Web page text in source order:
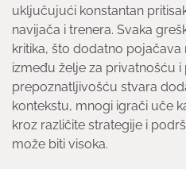
uključujući konstantan
navijača i trenera. Svaka
kritika, što dodatno pojačava
između želje za privatnošću
prepoznatljivošću stvara
kontekstu, mnogi igrači uče
kroz različite strategije i
može biti visoka.